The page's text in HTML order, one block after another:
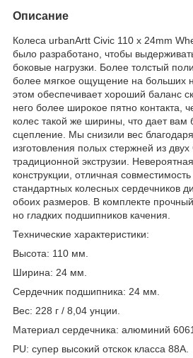
Описание
Колеса urbanArtt Civic 110 x 24mm
было разработано, чтобы
боковые нагрузки. Более толстый
более мягкое ощущение на больших
этом обеспечивает хороший баланс
него более широкое пятно контакта,
колес такой же ширины, что дает вам
сцепление. Мы снизили вес
изготовления полых стержней из
традиционной экструзии.
конструкции, отличная
стандартных колесных сердечников
обоих размеров. В комплекте
но гладких подшипников качения.
Технические характеристики:
Высота: 110 мм.
Ширина: 24 мм.
Сердечник подшипника: 24 мм.
Вес: 228 г / 8,04 унции.
Материал сердечника: алюминий
PU: супер высокий отскок класса 88A.